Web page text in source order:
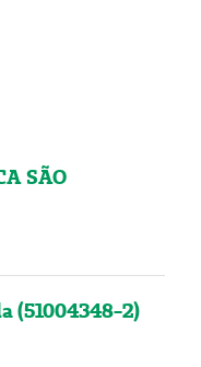
SÃO
(51004348-2)